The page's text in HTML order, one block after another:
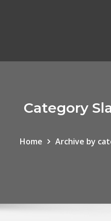
Category
Home Archive by